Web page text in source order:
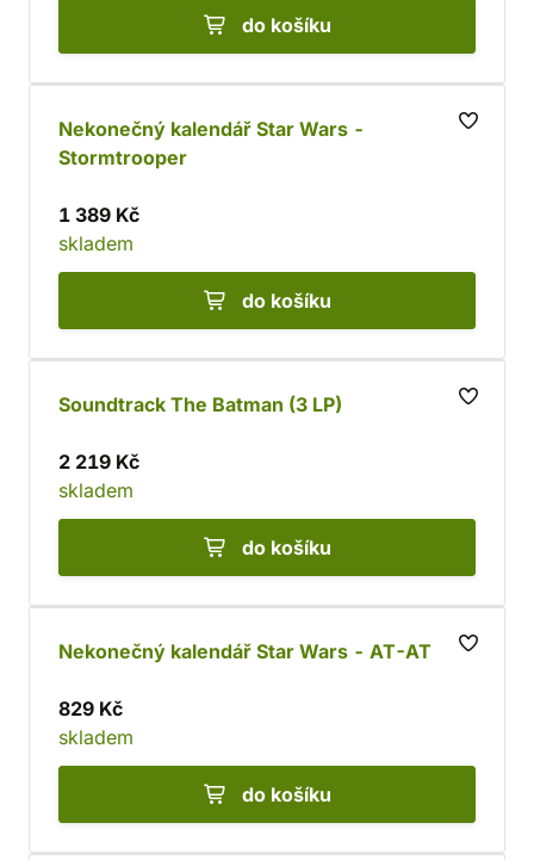
do košíku
Nekonečný kalendář Star Wars -
Stormtrooper
1 389 Kč
skladem
do košíku
Soundtrack The Batman (3 LP)
2 219 Kč
skladem
do košíku
Nekonečný kalendář Star Wars - AT-AT
829 Kč
skladem
do košíku